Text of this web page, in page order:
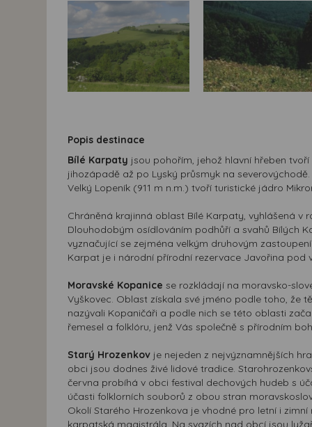
Popis destinace
Bílé Karpaty jsou pohořím, jehož hlavní hřeben
jihozápadě až po Lyský průsmyk na
Velký Lopeník (911 m n.m.) tvoří turistické jádro
Chráněná krajinná oblast Bílé Karpaty, vyhlášená v
Dlouhodobým osídlováním podhůří a svahů Bílých
vyznačující se zejména velkým druhovým
Karpat je i národní přírodní rezervace Javořina pod
Moravské Kopanice se rozkládají na moravsko-
Vyškovec. Oblast získala své jméno podle toho, že
nazývali Kopaničáři a podle nich se této oblasti
řemesel a folklóru, jenž Vás společně s přírodním
Starý Hrozenkov je nejeden z nejvýznamnějších
obci jsou dodnes živé lidové tradice.
června probíhá v obci festival dechových hudeb s
účasti folklorních souborů z obou stran
Okolí Starého Hrozenkova je vhodné pro letní i
karpatská magistrála. Na svazích nad obcí jsou